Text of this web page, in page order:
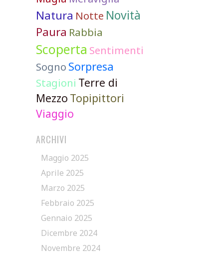
Natura Notte Novità
Paura Rabbia
Scoperta Sentimenti
Sogno Sorpresa
Stagioni Terre di
Mezzo Topipittori
Viaggio
ARCHIVI
Maggio 2025
Aprile 2025
Marzo 2025
Febbraio 2025
Gennaio 2025
Dicembre 2024
Novembre 2024